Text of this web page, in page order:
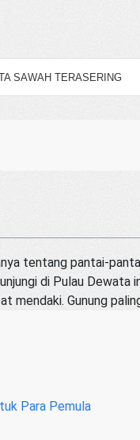
SAWAH TERASERING
tentang pantai-
di Pulau Dewata
mendaki. Gunung
Para Pemula